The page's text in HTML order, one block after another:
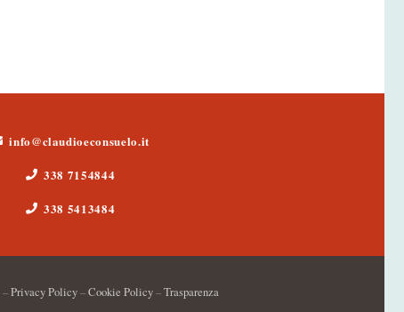
info@claudioeconsuelo.it
338 7154844
338 5413484
–Privacy Policy–Cookie Policy–Trasparenza